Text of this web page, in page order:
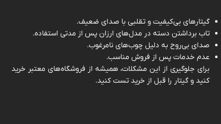
گیتارهای بی‌کیفیت و تقلبی با صدای ضعیف.
تاب برداشتن دسته در مدل‌های ارزان پس از مدتی استفاده.
صدای بی‌روح به دلیل چوب‌های نامرغوب.
عدم خدمات پس از فروش مناسب.
برای جلوگیری از این مشکلات، همیشه از فروشگاه‌های معتبر خرید
کنید و گیتار را قبل از خرید تست کنید.